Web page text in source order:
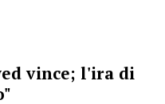
vince; l'ira di